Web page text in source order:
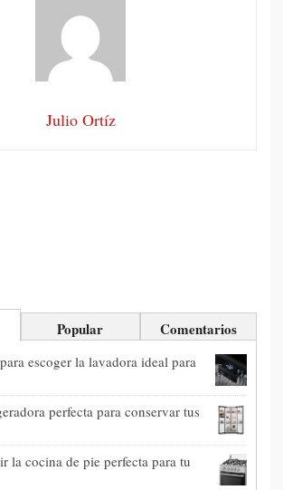
Julio Ortíz
Popular Comentarios
escoger la lavadora ideal para
perfecta para conservar tus
la cocina de pie perfecta para tu